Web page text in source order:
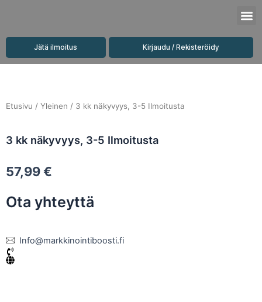
Jätä ilmoitus Kirjaudu / Rekisteröidy
Etusivu / Yleinen / 3 kk näkyvyys, 3-5 Ilmoitusta
3 kk näkyvyys, 3-5 Ilmoitusta
57,99€
Ota yhteyttä
Info@markkinointiboosti.fi